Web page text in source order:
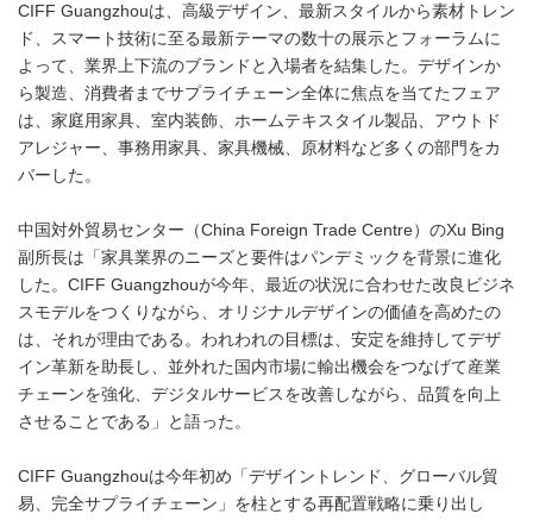
CIFF Guangzhouは、高級デザイン、最新スタイルから素材トレン
ド、スマート技術に至る最新テーマの数十の展示とフォーラムに
よって、業界上下流のブランドと入場者を結集した。デザインか
ら製造、消費者までサプライチェーン全体に焦点を当てたフェア
は、家庭用家具、室内装飾、ホームテキスタイル製品、アウトド
アレジャー、事務用家具、家具機械、原材料など多くの部門をカ
バーした。
中国対外貿易センター（China Foreign Trade Centre）のXu Bing
副所長は「家具業界のニーズと要件はパンデミックを背景に進化
した。CIFF Guangzhouが今年、最近の状況に合わせた改良ビジネ
スモデルをつくりながら、オリジナルデザインの価値を高めたの
は、それが理由である。われわれの目標は、安定を維持してデザ
イン革新を助長し、並外れた国内市場に輸出機会をつなげて産業
チェーンを強化、デジタルサービスを改善しながら、品質を向上
させることである」と語った。
CIFF Guangzhouは今年初め「デザイントレンド、グローバル貿
易、完全サプライチェーン」を柱とする再配置戦略に乗り出し